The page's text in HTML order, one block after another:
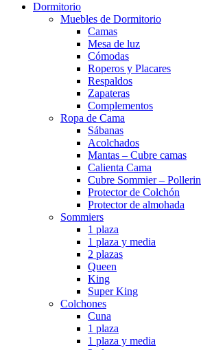
Dormitorio
Muebles de Dormitorio
Camas
Mesa de luz
Cómodas
Roperos y Placares
Respaldos
Zapateras
Complementos
Ropa de Cama
Sábanas
Acolchados
Mantas – Cubre camas
Calienta Cama
Cubre Sommier – Pollerin
Protector de Colchón
Protector de almohada
Sommiers
1 plaza
1 plaza y media
2 plazas
Queen
King
Super King
Colchones
Cuna
1 plaza
1 plaza y media